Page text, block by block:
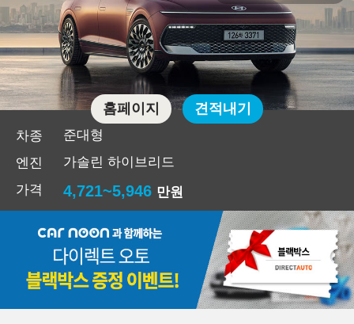
차종
준대형
엔진
가솔린 하이브리드
가격
4,721~5,946 만원
홈페이지 견적내기